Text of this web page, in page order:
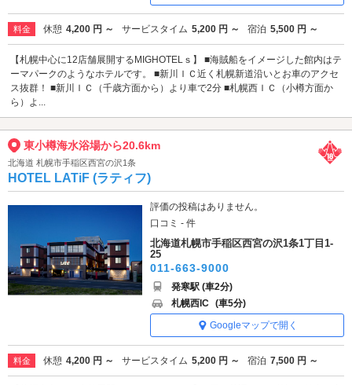
料金 休憩 4,200 円 ～ サービスタイム 5,200 円 ～ 宿泊 5,500 円 ～
【札幌中心に12店舗展開するMIGHOTELｓ】 ■海賊船をイメージした館内はテ
ーマパークのようなホテルです。 ■新川ＩＣ近く札幌新道沿いとお車のアクセ
ス抜群！ ■新川ＩＣ（千歳方面から）より車で2分 ■札幌西ＩＣ（小樽方面か
ら）よ...
東小樽海水浴場から20.6km
北海道 札幌市手稲区西宮の沢1条
HOTEL LATiF (ラティフ)
評価の投稿はありません。
口コミ - 件
北海道札幌市手稲区西宮の沢1条1丁目1-
25
011-663-9000
発寒駅 (車2分)
札幌西IC (車5分)
Googleマップで開く
料金 休憩 4,200 円 ～ サービスタイム 5,200 円 ～ 宿泊 7,500 円 ～